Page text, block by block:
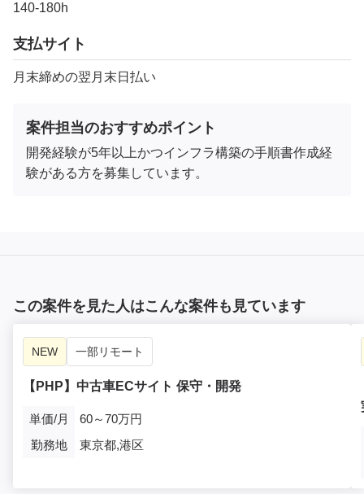
140-180h
支払サイト
月末締めの翌月末日払い
案件担当のおすすめポイント
開発経験が5年以上かつインフラ構築の手順書作成経
験がある方を募集しています。
この案件を見た人はこんな案件も見ています
NEW 一部リモート
【PHP】中古車ECサイト 保守・開発
単価/月
60～70万円
勤務地
東京都,港区